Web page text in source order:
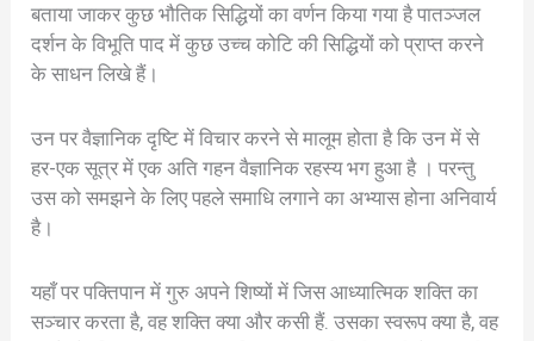
बताया जाकर कुछ भौतिक सिद्धियों का वर्णन किया गया है पातञ्जल
दर्शन के विभूति पाद में कुछ उच्च कोटि की सिद्धियों को प्राप्त करने
के साधन लिखे हैं।
उन पर वैज्ञानिक दृष्टि में विचार करने से मालूम होता है कि उन में से
हर-एक सूत्र में एक अति गहन वैज्ञानिक रहस्य भग हुआ है । परन्तु
उस को समझने के लिए पहले समाधि लगाने का अभ्यास होना अनिवार्य
है।
यहाँ पर पक्तिपान में गुरु अपने शिष्यों में जिस आध्यात्मिक शक्ति का
सञ्चार करता है, वह शक्ति क्या और कसी हैं. उसका स्वरूप क्या है, वह